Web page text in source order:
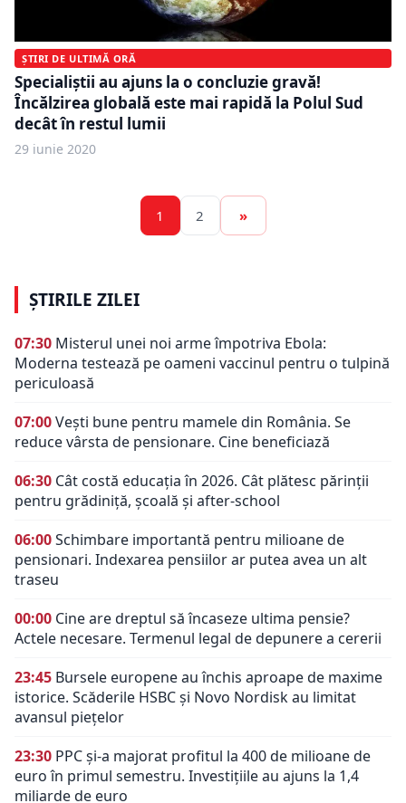
ȘTIRI DE ULTIMĂ ORĂ
Specialiștii au ajuns la o concluzie gravă!
Încălzirea globală este mai rapidă la Polul Sud
decât în restul lumii
29 iunie 2020
1 2 »
ȘTIRILE ZILEI
07:30 Misterul unei noi arme împotriva Ebola:
Moderna testează pe oameni vaccinul pentru o tulpină
periculoasă
07:00Vești bune pentru mamele din România. Se
reduce vârsta de pensionare. Cine beneficiază
06:30 Cât costă educația în 2026. Cât plătesc părinții
pentru grădiniță, școală și after-school
06:00Schimbare importantă pentru milioane de
pensionari. Indexarea pensiilor ar putea avea un alt
traseu
00:00 Cine are dreptul să încaseze ultima pensie?
Actele necesare. Termenul legal de depunere a cererii
23:45 Bursele europene au închis aproape de maxime
istorice. Scăderile HSBC și Novo Nordisk au limitat
avansul piețelor
23:30 PPC și-a majorat profitul la 400 de milioane de
euro în primul semestru. Investițiile au ajuns la 1,4
miliarde de euro